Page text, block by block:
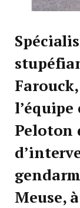
Peloton
Meuse,